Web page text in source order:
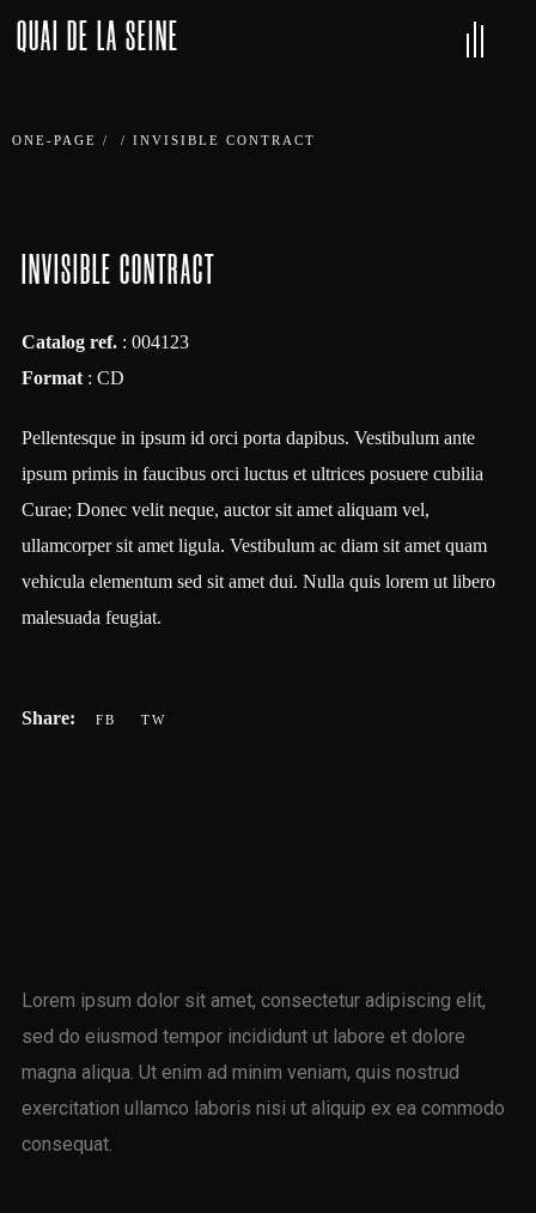
QUAI DE LA SEINE
ONE-PAGE / / INVISIBLE CONTRACT
Lorem ipsum dolor sit amet, consectetur adipiscing elit,
sed do eiusmod tempor incididunt ut labore et dolore
magna aliqua. Ut enim ad minim veniam, quis nostrud
exercitation ullamco laboris nisi ut aliquip ex ea commodo
consequat.
INVISIBLE CONTRACT
Catalog ref.: 004123
Format: CD
Pellentesque in ipsum id orci porta dapibus. Vestibulum ante
ipsum primis in faucibus orci luctus et ultrices posuere cubilia
Curae; Donec velit neque, auctor sit amet aliquam vel,
ullamcorper sit amet ligula. Vestibulum ac diam sit amet quam
vehicula elementum sed sit amet dui. Nulla quis lorem ut libero
malesuada feugiat.